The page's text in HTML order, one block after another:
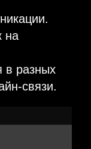
на
в разных
связи.